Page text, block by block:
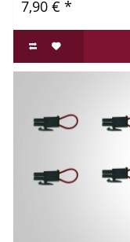
7,90 € *